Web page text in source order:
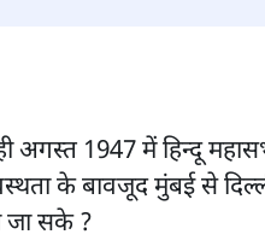
1947 में हिन्दू
के बावजूद मुंबई से
जा सके ?